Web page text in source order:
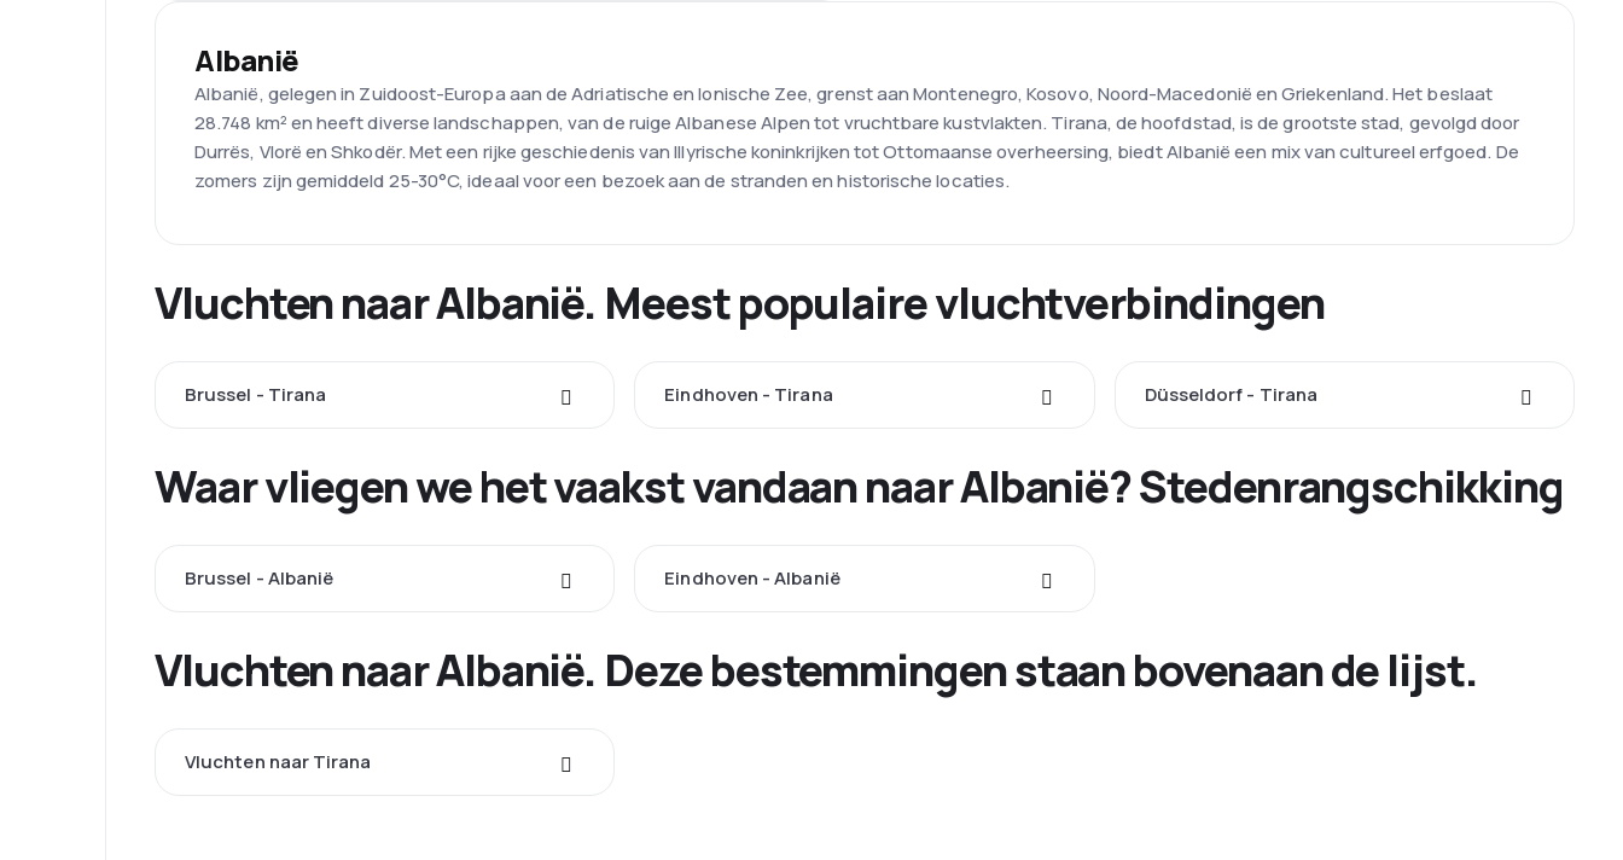
Albanië
Albanië, gelegen in Zuidoost-Europa aan de Adriatische en Ionische Zee, grenst aan Montenegro, Kosovo, Noord-Macedonië en Griekenland. Het beslaat
28.748 km² en heeft diverse landschappen, van de ruige Albanese Alpen tot vruchtbare kustvlakten. Tirana, de hoofdstad, is de grootste stad, gevolgd door
Durrës, Vlorë en Shkodër. Met een rijke geschiedenis van Illyrische koninkrijken tot Ottomaanse overheersing, biedt Albanië een mix van cultureel erfgoed. De
zomers zijn gemiddeld 25-30°C, ideaal voor een bezoek aan de stranden en historische locaties.
Vluchten naar Albanië. Meest populaire vluchtverbindingen
Brussel - Tirana Eindhoven - Tirana Düsseldorf - Tirana
Waar vliegen we het vaakst vandaan naar Albanië? Stedenrangschikking
Brussel - Albanië Eindhoven - Albanië
Vluchten naar Albanië. Deze bestemmingen staan bovenaan de lijst.
Vluchten naar Tirana